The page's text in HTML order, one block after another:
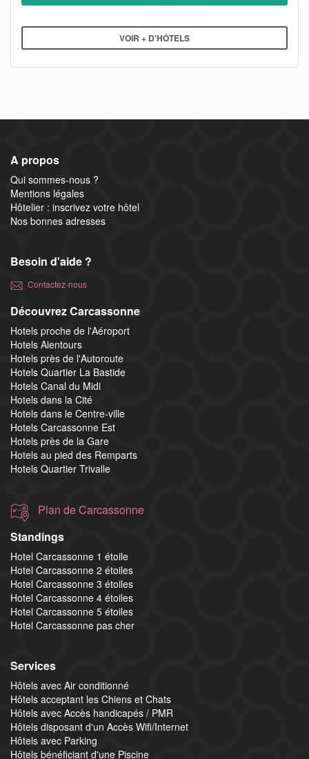
VOIR + D'HÔTELS
A propos
Qui sommes-nous ?
Mentions légales
Hôtelier : inscrivez votre hôtel
Nos bonnes adresses
Besoin d'aide ?
Contactez-nous
Découvrez Carcassonne
Hotels proche de l'Aéroport
Hotels Alentours
Hotels près de l'Autoroute
Hotels Quartier La Bastide
Hotels Canal du Midi
Hotels dans la Cité
Hotels dans le Centre-ville
Hotels Carcassonne Est
Hotels près de la Gare
Hotels au pied des Remparts
Hotels Quartier Trivalle
Plan de Carcassonne
Standings
Hotel Carcassonne 1 étoile
Hotel Carcassonne 2 étoiles
Hotel Carcassonne 3 étoiles
Hotel Carcassonne 4 étoiles
Hotel Carcassonne 5 étoiles
Hotel Carcassonne pas cher
Services
Hôtels avec Air conditionné
Hôtels acceptant les Chiens et Chats
Hôtels avec Accès handicapés / PMR
Hôtels disposant d'un Accès Wifi/Internet
Hôtels avec Parking
Hôtels bénéficiant d'une Piscine